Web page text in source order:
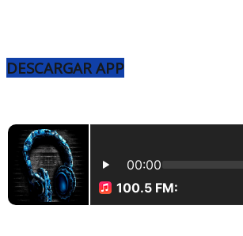
DESCARGAR APP